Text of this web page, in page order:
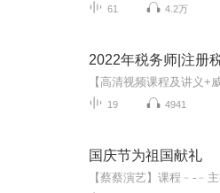
61 4.2万
19 4941
国庆节为祖国献礼